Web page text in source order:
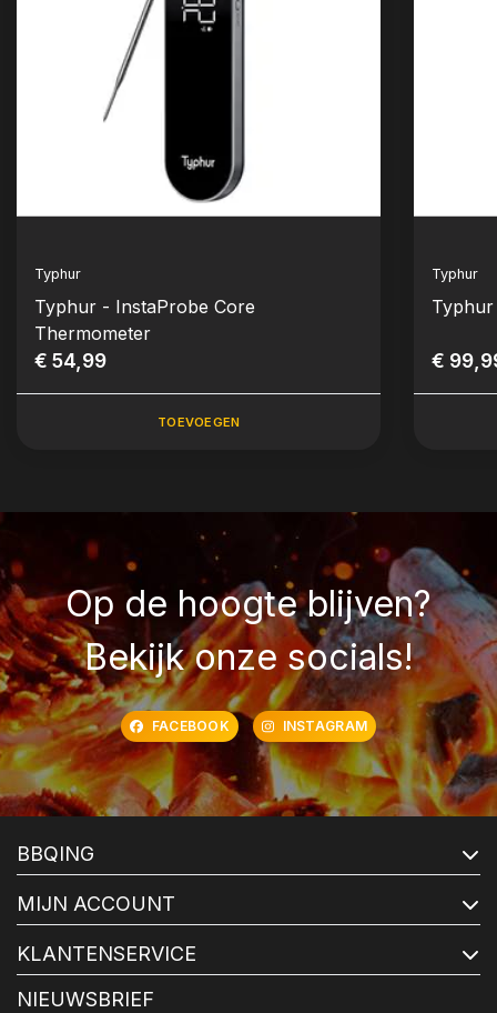
Typhur
Typhur - InstaProbe Core
Thermometer
€ 54,99
TOEVOEGEN
Typhur
€
Op de hoogte blijven?
Bekijk onze socials!
FACEBOOK INSTAGRAM
BBQING
MIJN ACCOUNT
KLANTENSERVICE
NIEUWSBRIEF